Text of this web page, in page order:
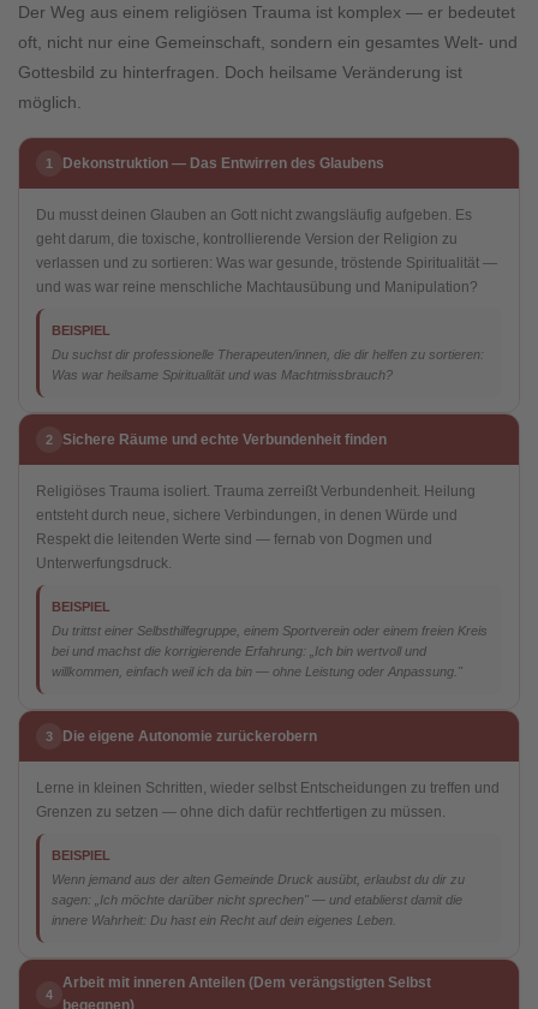
Der Weg aus einem religiösen Trauma ist komplex — er bedeutet
oft, nicht nur eine Gemeinschaft, sondern ein gesamtes Welt- und
Gottesbild zu hinterfragen. Doch heilsame Veränderung ist
möglich.
1 Dekonstruktion — Das Entwirren des Glaubens
Du musst deinen Glauben an Gott nicht zwangsläufig aufgeben. Es
geht darum, die toxische, kontrollierende Version der Religion zu
verlassen und zu sortieren: Was war gesunde, tröstende Spiritualität —
und was war reine menschliche Machtausübung und Manipulation?
BEISPIEL
Du suchst dir professionelle Therapeuten/innen, die dir helfen zu sortieren:
Was war heilsame Spiritualität und was Machtmissbrauch?
2 Sichere Räume und echte Verbundenheit finden
Religiöses Trauma isoliert. Trauma zerreißt Verbundenheit. Heilung
entsteht durch neue, sichere Verbindungen, in denen Würde und
Respekt die leitenden Werte sind — fernab von Dogmen und
Unterwerfungsdruck.
BEISPIEL
Du trittst einer Selbsthilfegruppe, einem Sportverein oder einem freien Kreis
bei und machst die korrigierende Erfahrung: „Ich bin wertvoll und
willkommen, einfach weil ich da bin — ohne Leistung oder Anpassung."
3 Die eigene Autonomie zurückerobern
Lerne in kleinen Schritten, wieder selbst Entscheidungen zu treffen und
Grenzen zu setzen — ohne dich dafür rechtfertigen zu müssen.
BEISPIEL
Wenn jemand aus der alten Gemeinde Druck ausübt, erlaubst du dir zu
sagen: „Ich möchte darüber nicht sprechen" — und etablierst damit die
innere Wahrheit: Du hast ein Recht auf dein eigenes Leben.
4
Arbeit mit inneren Anteilen (Dem verängstigten Selbst
begegnen)